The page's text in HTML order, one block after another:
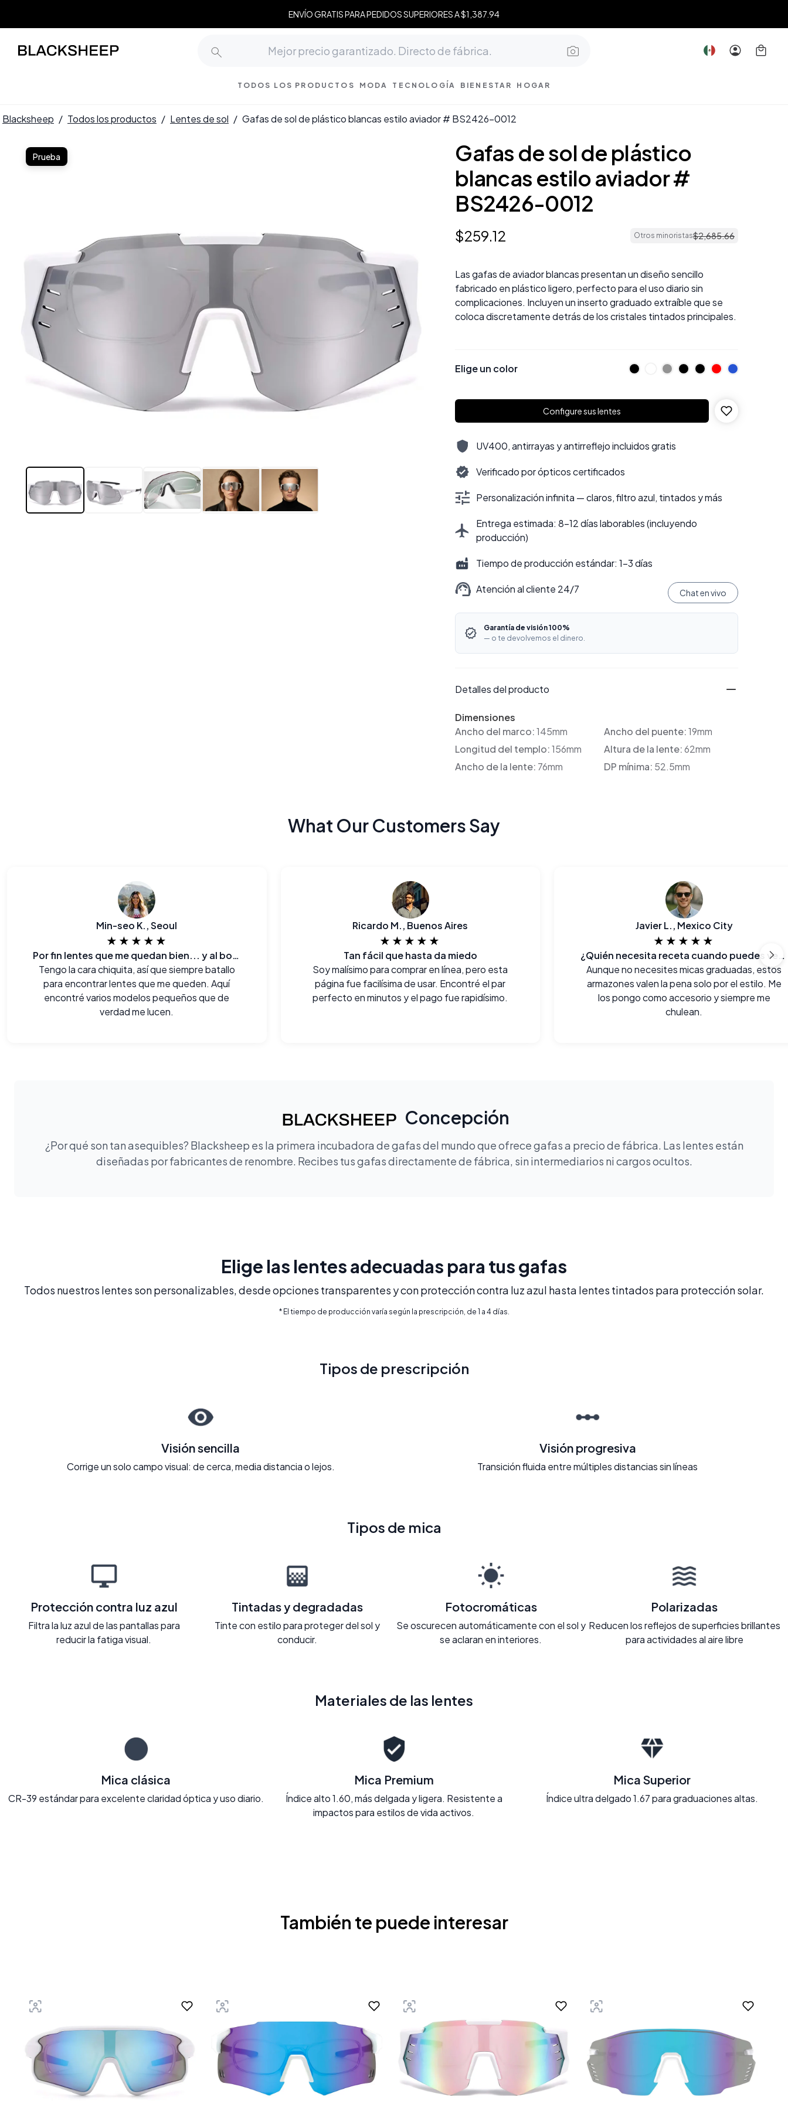
ENVÍO GRATIS PARA PEDIDOS SUPERIORES A $1,387.94
TODOS LOS PRODUCTOS MODA TECNOLOGÍA BIENESTAR HOGAR
Blacksheep / Todos los productos / Lentes de sol / Gafas de sol de plástico blancas estilo aviador # BS2426-0012
Prueba
Gafas de sol de plástico
blancas estilo aviador #
BS2426-0012
$259.12 Otros minoristas$2,685.66
Las gafas de aviador blancas presentan un diseño sencillo
fabricado en plástico ligero, perfecto para el uso diario sin
complicaciones. Incluyen un inserto graduado extraíble que se
coloca discretamente detrás de los cristales tintados principales.
Elige un color
Configure sus lentes
UV400, antirrayas y antirreflejo incluidos gratis
Verificado por ópticos certificados
Personalización infinita — claros, filtro azul, tintados y más
Entrega estimada: 8–12 días laborables (incluyendo
producción)
Tiempo de producción estándar: 1–3 días
Atención al cliente 24/7 Chat en vivo
Garantía de visión 100%
— o te devolvemos el dinero.
Detalles del producto
Dimensiones
Ancho del marco:145mm Ancho del puente:19mm
Longitud del templo:156mm Altura de la lente:62mm
Ancho de la lente: 76mm DP mínima: 52.5mm
What Our Customers Say
Min-seo K., Seoul
★★★★★
Por fin lentes que me quedan bien... y al bolsillo también.
Tengo la cara chiquita, así que siempre batallo
para encontrar lentes que me queden. Aquí
encontré varios modelos pequeños que de
verdad me lucen.
Ricardo M., Buenos Aires
★★★★★
Tan fácil que hasta da miedo
Soy malísimo para comprar en línea, pero esta
página fue facilísima de usar. Encontré el par
perfecto en minutos y el pago fue rapidísimo.
Javier L., Mexico City
★★★★★
¿Quién necesita receta cuando puedes verte así?
Aunque no necesites micas graduadas, estos
armazones valen la pena solo por el estilo. Me
los pongo como accesorio y siempre me
chulean.
Concepción
¿Por qué son tan asequibles? Blacksheep es la primera incubadora de gafas del mundo que ofrece gafas a precio de fábrica. Las lentes están
diseñadas por fabricantes de renombre. Recibes tus gafas directamente de fábrica, sin intermediarios ni cargos ocultos.
Elige las lentes adecuadas para tus gafas
Todos nuestros lentes son personalizables, desde opciones transparentes y con protección contra luz azul hasta lentes tintados para protección solar.
* El tiempo de producción varía según la prescripción, de 1 a 4 días.
Tipos de prescripción
Visión sencilla
Corrige un solo campo visual: de cerca, media distancia o lejos.
Visión progresiva
Transición fluida entre múltiples distancias sin líneas
Tipos de mica
Protección contra luz azul
Filtra la luz azul de las pantallas para
reducir la fatiga visual.
Tintadas y degradadas
Tinte con estilo para proteger del sol y
conducir.
Fotocromáticas
Se oscurecen automáticamente con el sol y
se aclaran en interiores.
Polarizadas
Reducen los reflejos de superficies brillantes
para actividades al aire libre
Materiales de las lentes
Mica clásica
CR-39 estándar para excelente claridad óptica y uso diario.
Mica Premium
Índice alto 1.60, más delgada y ligera. Resistente a
impactos para estilos de vida activos.
Mica Superior
Índice ultra delgado 1.67 para graduaciones altas.
También te puede interesar